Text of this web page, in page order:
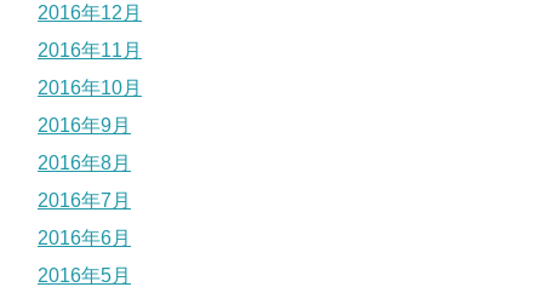
2016年12月
2016年11月
2016年10月
2016年9月
2016年8月
2016年7月
2016年6月
2016年5月